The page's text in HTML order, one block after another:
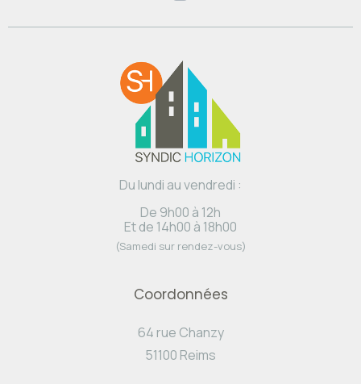
Du lundi au vendredi :
De 9h00 à 12h
Et de 14h00 à 18h00
(Samedi sur rendez-vous)
Coordonnées
64 rue Chanzy
51100 Reims